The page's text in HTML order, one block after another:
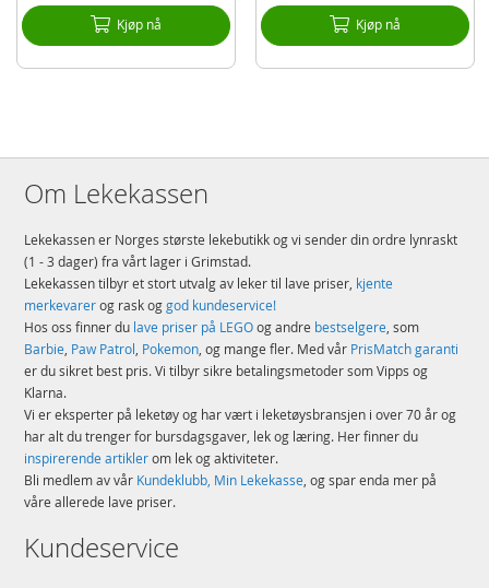
Kjøp nå Kjøp nå
Om Lekekassen
Lekekassen er Norges største lekebutikk og vi sender din ordre lynraskt
(1 - 3 dager) fra vårt lager i Grimstad.
Lekekassen tilbyr et stort utvalg av leker til lave priser, kjente
merkevarerog rask oggod kundeservice!
Hos oss finner du lave priser på LEGOog andre bestselgere, som
Barbie, Paw Patrol, Pokemon, og mange fler. Med vår PrisMatch garanti
er du sikret best pris. Vi tilbyr sikre betalingsmetoder som Vipps og
Klarna.
Vi er eksperter på leketøy og har vært i leketøysbransjen i over 70 år og
har alt du trenger for bursdagsgaver, lek og læring. Her finner du
inspirerende artiklerom lek og aktiviteter.
Bli medlem av vår Kundeklubb, Min Lekekasse, og spar enda mer på
våre allerede lave priser.
Kundeservice